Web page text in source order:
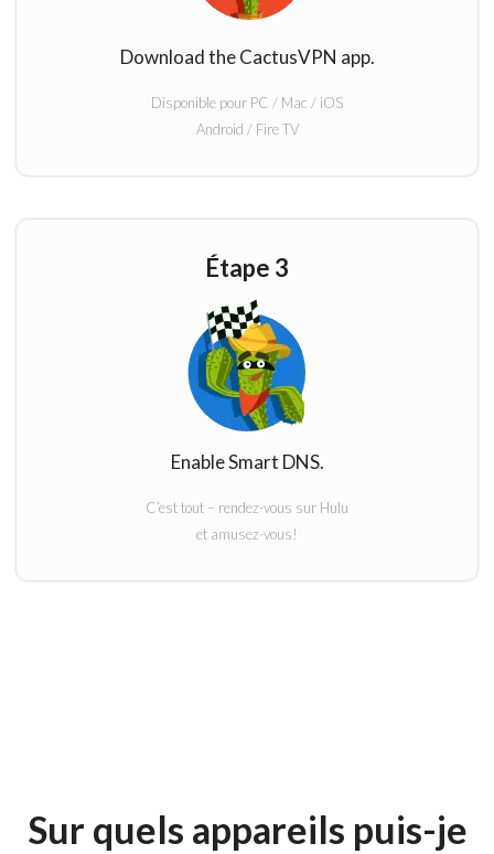
Download the CactusVPN app.
Disponible pour PC / Mac / iOS
Android / Fire TV
Étape 3
Enable Smart DNS.
C’est tout – rendez-vous sur Hulu
et amusez-vous!
Sur quels appareils puis-je